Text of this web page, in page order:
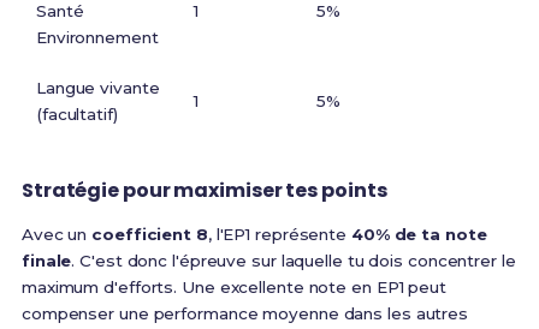
Santé
Environnement
1 5%
Langue vivante
(facultatif)
1 5%
Stratégie pour maximiser tes points
Avec un coefficient 8, l'EP1 représente 40% de ta note
finale. C'est donc l'épreuve sur laquelle tu dois concentrer le
maximum d'efforts. Une excellente note en EP1 peut
compenser une performance moyenne dans les autres